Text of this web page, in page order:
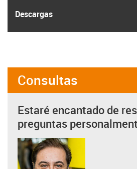
Descargas
Consultas
Estaré encantado de
preguntas